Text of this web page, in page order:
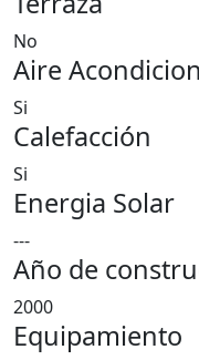
No
Aire
Si
Calefacción
Si
Energia Solar
---
Año de
2000
Equipamiento